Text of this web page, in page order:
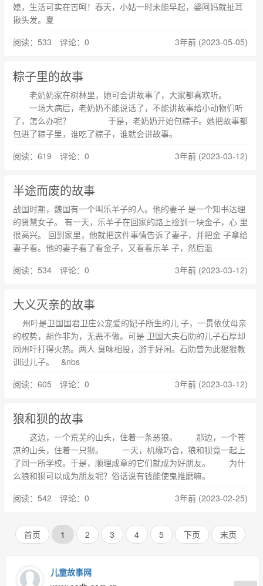
媳，生活可实在苦呵！春天，小姑一时未能早起，婆阿妈就扯耳
揪头发。夏
阅读：533 评论：0
3年前 (2023-05-05)
粽子里的故事
老奶奶家在树林里，她可会讲故事了，大家都喜欢听。
一场大病后，老奶奶不能说话了，不能讲故事给小动物们听
了，怎么办呢？ 于是，老奶奶开始包粽子。她把故事都
包进了粽子里，谁吃了粽子，谁就会讲故事。
阅读：619 评论：0
3年前 (2023-03-12)
半途而废的故事
战国时期，魏国有一个叫乐羊子的人。他的妻子 是一个知书达理
的贤慧女子。 有一天，乐羊子在回家的路上捡到一块金子，心 里
很高兴。 回到家里，他就把这件事情告诉了妻子，并把金 子拿给
妻子看。他的妻子看了看金子，又看看乐羊 子，然后温
阅读：534 评论：0
3年前 (2023-03-12)
大义灭亲的故事
州吁是卫国国君卫庄公宠爱的妃子所生的儿 子，一贯依仗母亲
的权势，胡作非为，无恶不做。可是 卫国大夫石阞的儿子石厚却
同州吁打得火热。两人 臭味相投，游手好闲。石阞曾为此狠狠教
训过儿子。 &nbs
阅读：605 评论：0
3年前 (2023-03-12)
狼和狈的故事
这边，一个荒芜的山头，住着一条恶狼。 那边，一个苍
凉的山头，住着一只狈。 一天，机缘巧合，狼和狈竟一起上
了同一所学校。于是，顺理成章的它们就成为好朋友。 为什
么狼和狈可以成为朋友呢？俗话说有钱能使鬼推磨嘛。
阅读：542 评论：0
3年前 (2023-02-25)
首页 1 2 3 4 5 下页 末页
儿童故事网